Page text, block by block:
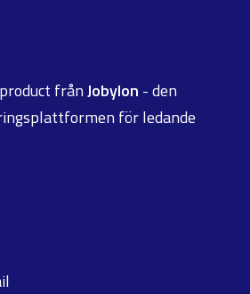
frånJobylon - den
för ledande